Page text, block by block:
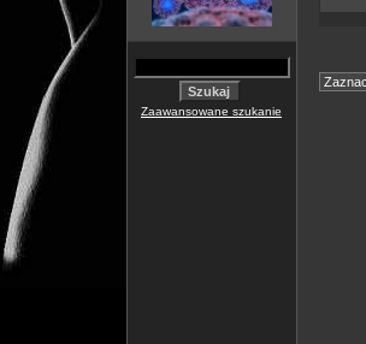
Zaawansowane szukanie